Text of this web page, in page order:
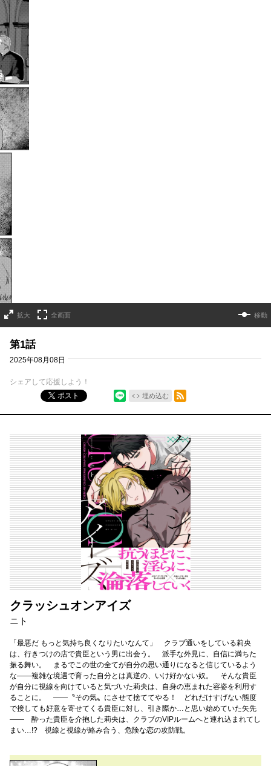
拡大 全画面 移動
第1話
2025年08月08日
シェアして応援しよう！
ポスト
埋め込む
RSSフィード
クラッシュオンアイズ
ニト
「最悪だ もっと気持ち良くなりたいなんて」 クラブ通いをしている莉央
は、行きつけの店で貴臣という男に出会う。 派手な外見に、自信に満ちた
振る舞い。 まるでこの世の全てが自分の思い通りになると信じているよう
な――複雑な境遇で育った自分とは真逆の、いけ好かない奴。 そんな貴臣
が自分に視線を向けていると気づいた莉央は、自身の恵まれた容姿を利用す
ることに。 ――〝その気〟にさせて捨ててやる！ どれだけすげない態度
で接しても好意を寄せてくる貴臣に対し、引き際か…と思い始めていた矢先
―― 酔った貴臣を介抱した莉央は、クラブのVIPルームへと連れ込まれてし
まい…!? 視線と視線が絡み合う、危険な恋の攻防戦。